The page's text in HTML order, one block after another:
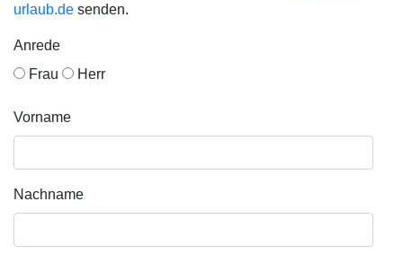
urlaub.de senden.
Anrede
Frau
Herr
Vorname
Nachname